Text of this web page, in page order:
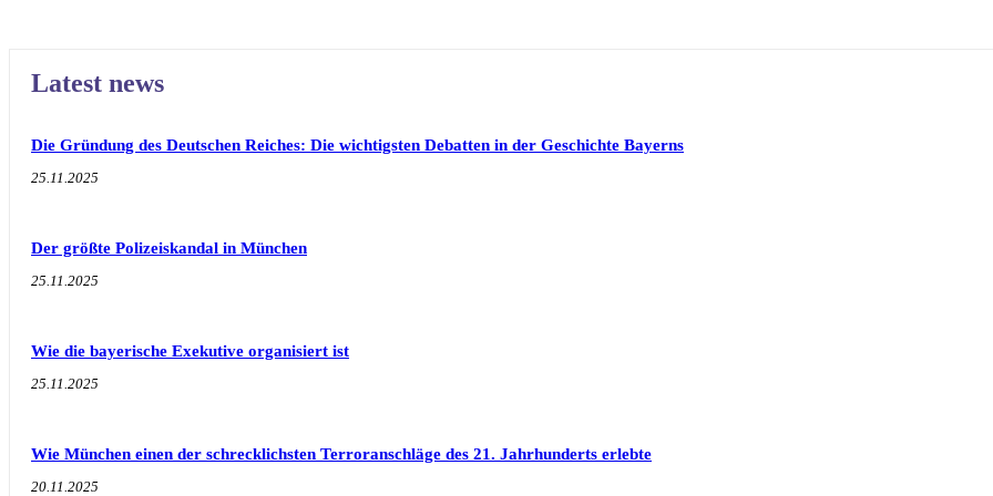
Latest news
Die Gründung des Deutschen Reiches: Die wichtigsten Debatten in der Geschichte Bayerns
25.11.2025
Der größte Polizeiskandal in München
25.11.2025
Wie die bayerische Exekutive organisiert ist
25.11.2025
Wie München einen der schrecklichsten Terroranschläge des 21. Jahrhunderts erlebte
20.11.2025